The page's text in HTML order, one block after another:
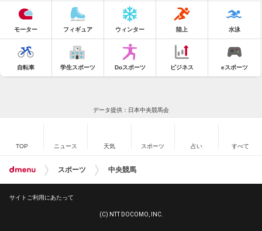
モーター フィギュア ウィンター 陸上 水泳
自転車 学生スポーツ Doスポーツ ビジネス eスポーツ
データ提供：日本中央競馬会
TOP ニュース 天気 スポーツ 占い すべて
スポーツ 中央競馬
サイトご利用にあたって
(C) NTT DOCOMO, INC.